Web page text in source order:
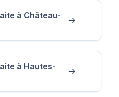
à Château-
à Hautes-